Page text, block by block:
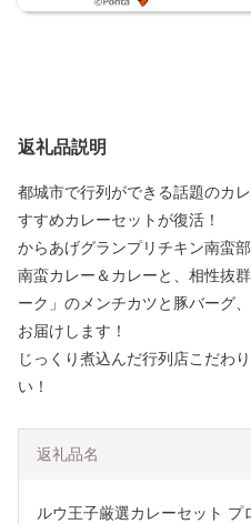
返礼品説明
都城市で行列ができる話題のカ
すすめカレーセットが復活！
からあげグランプリチキン南蛮
南蛮カレー＆カレーと、相性抜
ーク」のメンチカツと豚バーグ
お届けします！
じっくり煮込んだ行列店こだわ
い！
返礼品名
ルウ王子厳選カレーセット プ